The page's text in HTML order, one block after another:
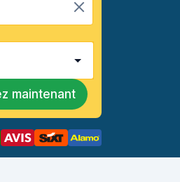
maintenant